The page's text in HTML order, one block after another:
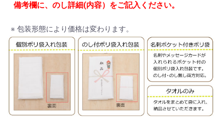
備考欄に、のし詳細(内容）をご記入ください。
※ 包装形態により価格は変わります。